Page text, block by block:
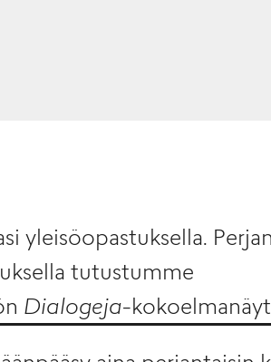
yleisöopastuksella.
tutustumme
Dialogeja-